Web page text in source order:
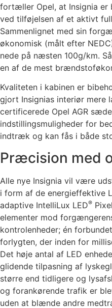
fortæller Opel, at Insignia er
ved tilføjelsen af et aktivt
Sammenlignet med sin
økonomisk (målt efter
nede på næsten 100g/km.
en af de mest
Kvaliteten i kabinen er
gjort Insignias interiør mere
certificerede Opel AGR
indstillingsmuligheder for
indtræk og kan fås i både
Præcision med
Alle nye Insignia vil være
i form af de energieffektive
adaptive IntelliLux LED®
elementer mod
kontrolenheder; én
forlygten, der inden for
Det høje antal af LED
glidende tilpasning af
større end tidligere og
og forankørende trafik er
uden at blænde andre